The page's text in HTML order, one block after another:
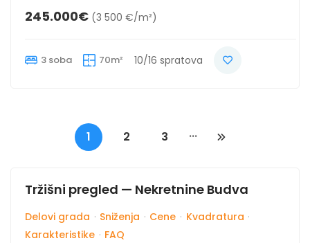
245.000€ (3 500 €/m²)
3 soba 70m² 10/16 spratova
1 2 3 ...
Tržišni pregled — Nekretnine Budva
Delovi grada · Sniženja · Cene · Kvadratura ·
Karakteristike · FAQ